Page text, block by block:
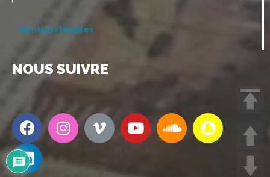
Mentions légales
NOUS SUIVRE